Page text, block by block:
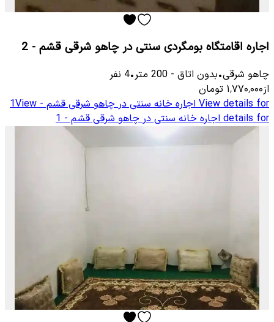
اجاره اقامتگاه بومگردی سنتی در چاهو شرقی قشم - 2
چاهو شرقی•بدون اتاق -
200 متر•
4 نفر
از۱٬۷۷۰٬۰۰۰ تومان
View details for اجاره خانه سنتی در چاهو شرقی قشم - 1View
details for اجاره خانه سنتی در چاهو شرقی قشم - 1